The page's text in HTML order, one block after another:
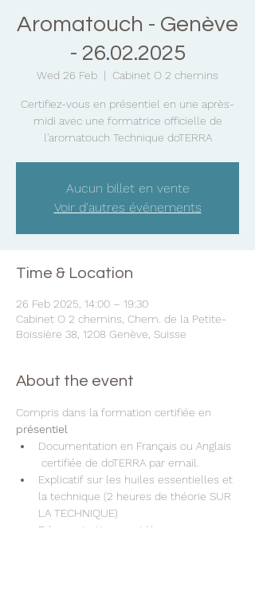
Aromatouch - Genève
- 26.02.2025
Wed 26 Feb
  |
Cabinet O 2 chemins
Certifiez-vous en présentiel en une après-
midi avec une formatrice officielle de
l'aromatouch Technique doTERRA
Aucun billet en vente
Voir d'autres événements
Time & Location
26 Feb 2025, 14:00 – 19:30
Cabinet O 2 chemins, Chem. de la Petite-
Boissière 38, 1208 Genève, Suisse
About the event
Compris dans la formation certifiée en
présentiel
Documentation en Français ou Anglais
certifiée de doTERRA par email.
Explicatif sur les huiles essentielles et
la technique (2 heures de théorie SUR
LA TECHNIQUE)
Démonstration en vidéo ou sur un